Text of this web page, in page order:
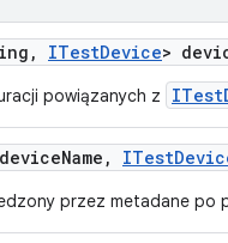
, ITestDevice>
powiązanych z
Name , ITest
przez metadane po